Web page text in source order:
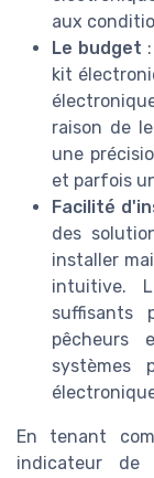
aux
Le budget
kit
raison de
une
et parfois
Facilité
des
installer
intuitive.
suffisants
pêcheurs
systèmes
En tenant
indicateur